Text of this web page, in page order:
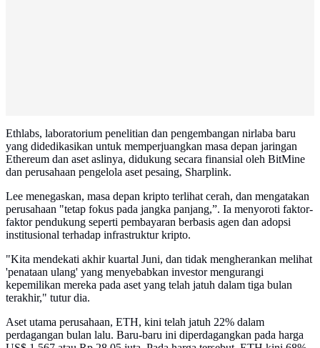
Ethlabs, laboratorium penelitian dan pengembangan nirlaba baru
yang didedikasikan untuk memperjuangkan masa depan jaringan
Ethereum dan aset aslinya, didukung secara finansial oleh BitMine
dan perusahaan pengelola aset pesaing, Sharplink.
Lee menegaskan, masa depan kripto terlihat cerah, dan mengatakan
perusahaan "tetap fokus pada jangka panjang,”. Ia menyoroti faktor-
faktor pendukung seperti pembayaran berbasis agen dan adopsi
institusional terhadap infrastruktur kripto.
"Kita mendekati akhir kuartal Juni, dan tidak mengherankan melihat
'penataan ulang' yang menyebabkan investor mengurangi
kepemilikan mereka pada aset yang telah jatuh dalam tiga bulan
terakhir," tutur dia.
Aset utama perusahaan, ETH, kini telah jatuh 22% dalam
perdagangan bulan lalu. Baru-baru ini diperdagangkan pada harga